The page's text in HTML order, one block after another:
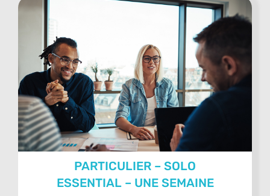
PARTICULIER – SOLO
ESSENTIAL – UNE SEMAINE